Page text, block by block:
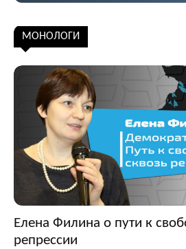
Подписаться
МОНОЛОГИ
Елена Филина о пути к
репрессии